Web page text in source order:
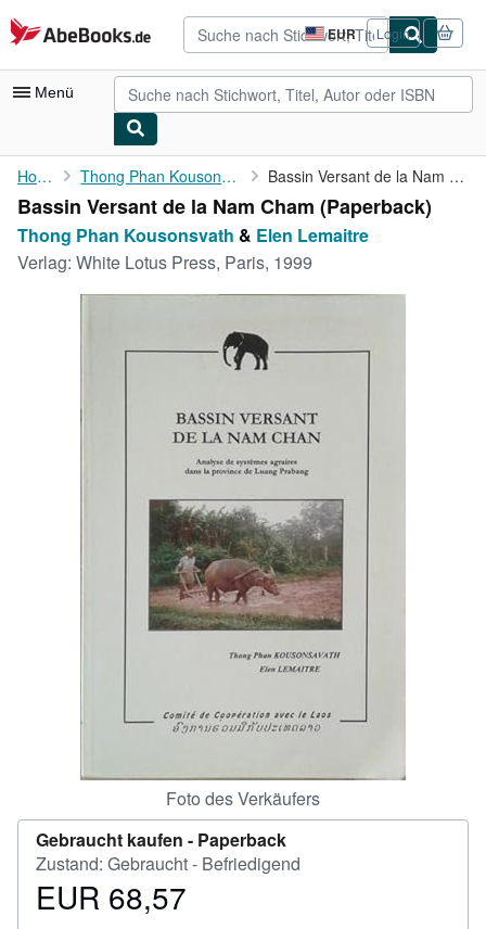
Zum Hauptinhalt
AbeBooks.de EUR
Seite
der
Einkaufseinstellungen.
Login
Menü
Nutzerkonto
Meine Bestellungen
Detailsuche
SCHLIESSEN
Home Thong Phan Kousonsvath Bassin Versant de la Nam Cham
Bassin Versant de la Nam Cham (Paperback)
Thong Phan Kousonsvath & Elen Lemaitre
Verlag: White Lotus Press, Paris, 1999
Foto des Verkäufers
Gebraucht kaufen - Paperback
Zustand: Gebraucht - Befriedigend
Preis
EUR 68,57